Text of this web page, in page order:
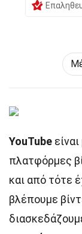
YouTube
πλατφόρμες
και από τότε
βλέπουμε